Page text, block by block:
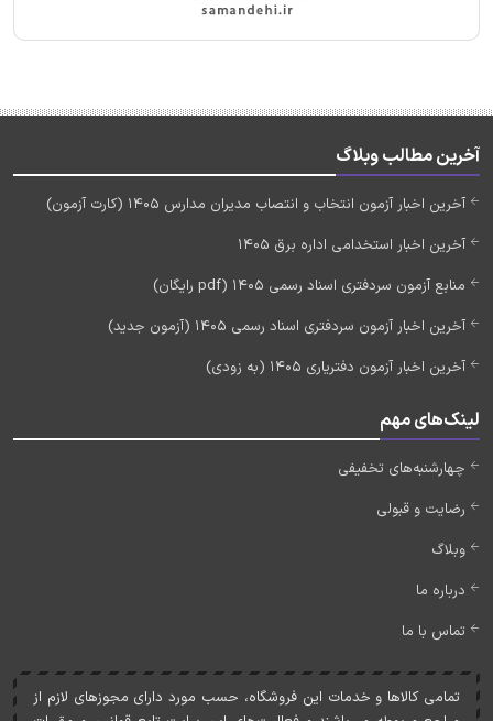
آخرین مطالب وبلاگ
آخرین اخبار آزمون انتخاب و انتصاب مدیران مدارس 1405 (کارت آزمون)
آخرین اخبار استخدامی اداره برق 1405
منابع آزمون سردفتری اسناد رسمی 1405 (pdf رایگان)
آخرین اخبار آزمون سردفتری اسناد رسمی 1405 (آزمون جدید)
آخرین اخبار آزمون دفتریاری 1405 (به زودی)
لینک‌های مهم
چهارشنبه‌های تخفیفی
رضایت و قبولی
وبلاگ
درباره ما
تماس با ما
تمامی کالاها و خدمات اين فروشگاه، حسب مورد دارای مجوزهای لازم از